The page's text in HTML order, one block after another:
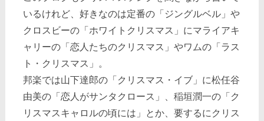
いるけれど、好きなのは定番の「ジングルベル」や
クロスビーの「ホワイトクリスマス」にマライアキ
ャリーの「恋人たちのクリスマス」やワムの「ラス
ト・クリスマス」。
邦楽では山下達郎の「クリスマス・イブ」に松任谷
由美の「恋人がサンタクロース」、稲垣潤一の「ク
リスマスキャロルの頃には」とか、要するにクリス